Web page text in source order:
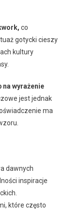
co
gotycki cieszy
kultury
na wyrażenie
jest jednak
ma
dawnych
inspiracje
które często